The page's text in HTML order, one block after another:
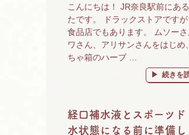
こんにちは！ JR奈良駅前にあ
たです。 ドラックストアです
食品店でもあります。 ムソー
ワさん、アリサンさんをはじめ
ちゃ箱のハーブ …
“奈良
続きを
経口補水液とスポーツ
水状態になる前に準備し